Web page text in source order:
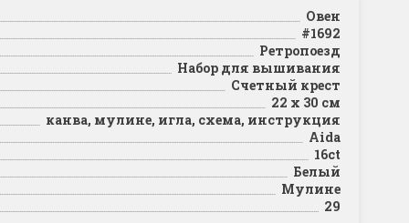
Овен
#1692
Ретропоезд
Набор для вышивания
Счетный крест
22 х 30 см
канва, мулине, игла, схема, инструкция
Aida
16ct
Белый
Мулине
29